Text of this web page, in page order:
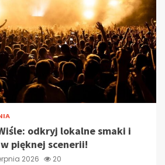
odkryj lokalne smaki i
pięknej scenerii!
2026 20